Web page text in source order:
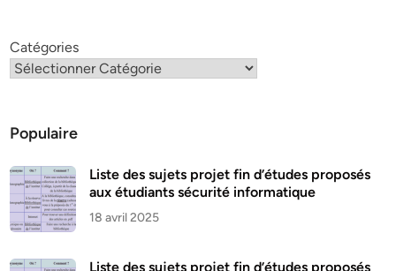
Catégories
Populaire
Liste des sujets projet fin d’études proposés
aux étudiants sécurité informatique
18 avril 2025
Liste des sujets projet fin d’études proposés